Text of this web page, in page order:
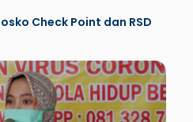
Check Point dan RSD